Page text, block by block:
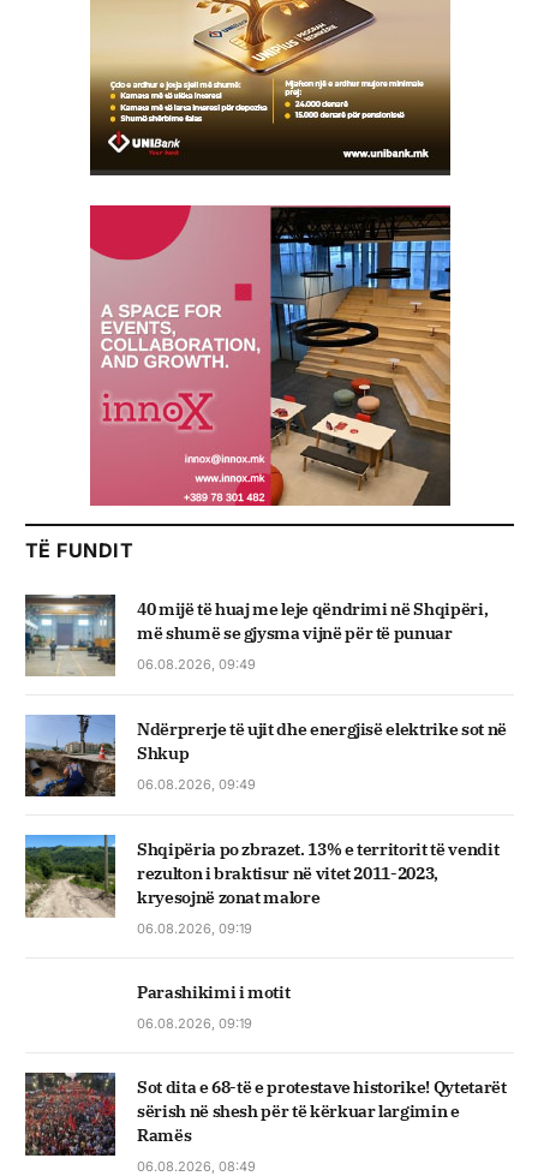
TË FUNDIT
40 mijë të huaj me leje qëndrimi në Shqipëri,
më shumë se gjysma vijnë për të punuar
06.08.2026, 09:49
Ndërprerje të ujit dhe energjisë elektrike sot në
Shkup
06.08.2026, 09:49
Shqipëria po zbrazet. 13% e territorit të vendit
rezulton i braktisur në vitet 2011-2023,
kryesojnë zonat malore
06.08.2026, 09:19
Parashikimi i motit
06.08.2026, 09:19
Sot dita e 68-të e protestave historike! Qytetarët
sërish në shesh për të kërkuar largimin e
Ramës
06.08.2026, 08:49